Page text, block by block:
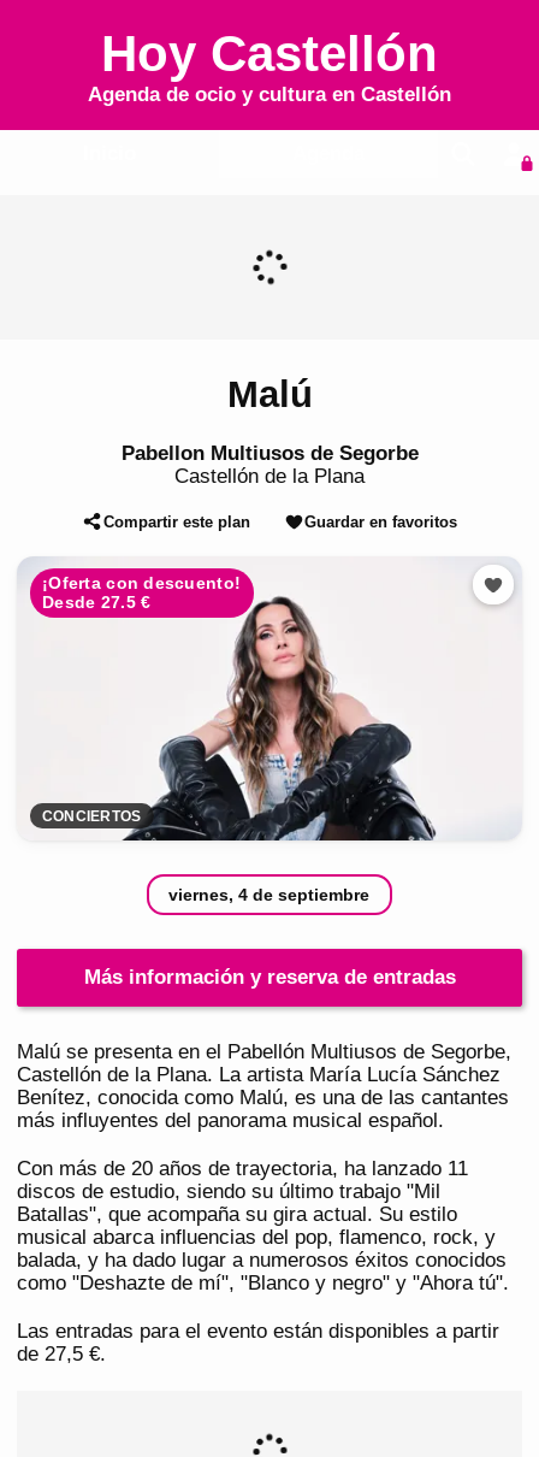
Hoy Castellón
Agenda de ocio y cultura en Castellón
Malú
Pabellon Multiusos de Segorbe
Castellón de la Plana
Compartir este plan Guardar en favoritos
¡Oferta con descuento!
Desde 27.5 €
CONCIERTOS
viernes, 4 de septiembre
Más información y reserva de entradas
Malú se presenta en el Pabellón Multiusos de Segorbe,
Castellón de la Plana. La artista María Lucía Sánchez
Benítez, conocida como Malú, es una de las cantantes
más influyentes del panorama musical español.
Con más de 20 años de trayectoria, ha lanzado 11
discos de estudio, siendo su último trabajo "Mil
Batallas", que acompaña su gira actual. Su estilo
musical abarca influencias del pop, flamenco, rock, y
balada, y ha dado lugar a numerosos éxitos conocidos
como "Deshazte de mí", "Blanco y negro" y "Ahora tú".
Las entradas para el evento están disponibles a partir
de 27,5 €.